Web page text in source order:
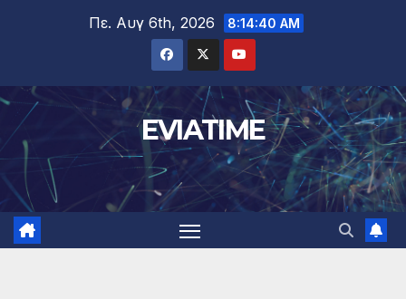
Πε. Αυγ 6th, 2026 8:14:40 AM
EVIATIME